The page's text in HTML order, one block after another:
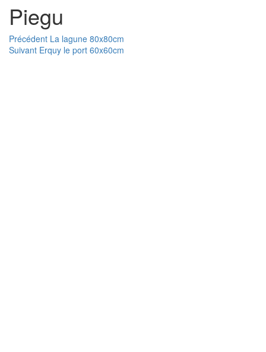
Piegu
Navigation
de
Précédent Article
précédent :
La lagune 80x80cm
Suivant Article
Erquy le port 60x60cm